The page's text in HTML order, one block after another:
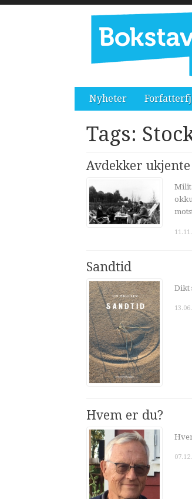
Nyheter
Tags:
Avdekker
Sandtid
Dikt
Hvem er du?